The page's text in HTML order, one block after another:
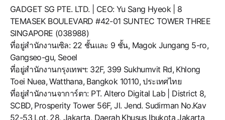
GADGET SG PTE. LTD. | CEO: Yu Sang Hyeok | 8
TEMASEK BOULEVARD #42-01 SUNTEC TOWER THREE
SINGAPORE (038988)
ที่อยู่สำนักงานเซิล: 22 ชั้นและ 9 ชั้น, Magok Jungang 5-ro,
Gangseo-gu, Seoel
ที่อยู่สำนักงานกรุงเทพฯ: 32F, 399 Sukhumvit Rd, Khlong
Toei Nuea, Watthana, Bangkok 10110, ประเทศไทย
ที่อยู่สำนักงานจาการ์ตา: PT. Altero Digital Lab | District 8,
SCBD, Prosperity Tower 56F, Jl. Jend. Sudirman No.Kav
52-53 Lot. 28, Jakarta, Daerah Khusus Ibukota Jakarta